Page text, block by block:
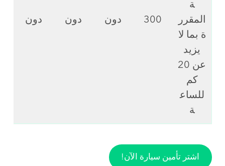
ة
المقرر
ة بما لا
يزيد
عن 20
كم
للساع
ة
300 دون دون دون
اشتر تأمين سيارة الآن!